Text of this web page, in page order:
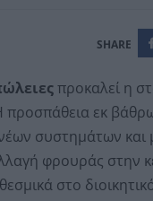
προκαλεί η
εκ
συστημάτων και
φρουράς στην
στο